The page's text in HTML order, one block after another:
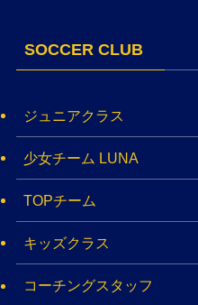
SOCCER CLUB
ジュニアクラス
少女チーム LUNA
TOPチーム
キッズクラス
コーチングスタッフ